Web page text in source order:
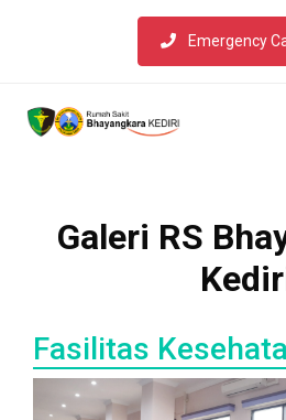
Emergency
Galeri RS
Fasilitas